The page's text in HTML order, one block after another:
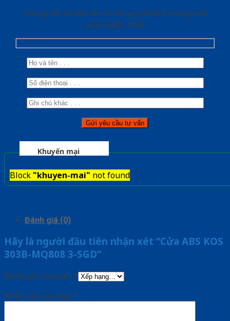
Chúng tôi sẽ liên lạc lại với quý khách trong thời
gian ngắn nhất
Khuyến mại
Block "khuyen-mai" not found
Đánh giá (0)
Hãy là người đầu tiên nhận xét “Cửa ABS KOS
303B-MQ808 3-SGD”
Đánh giá của bạn *
Nhận xét của bạn *